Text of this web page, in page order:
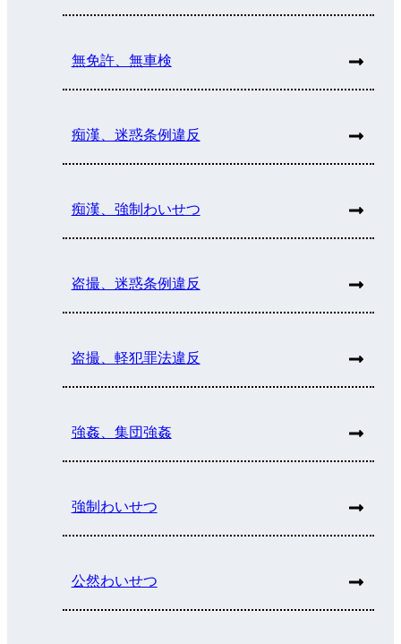
無免許、無車検
痴漢、迷惑条例違反
痴漢、強制わいせつ
盗撮、迷惑条例違反
盗撮、軽犯罪法違反
強姦、集団強姦
強制わいせつ
公然わいせつ